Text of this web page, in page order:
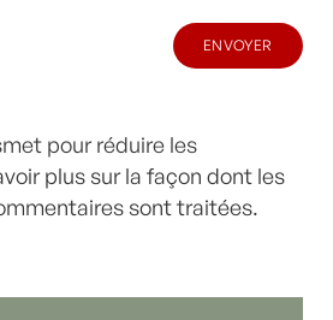
pour réduire les
plus sur la façon dont les
sont traitées.